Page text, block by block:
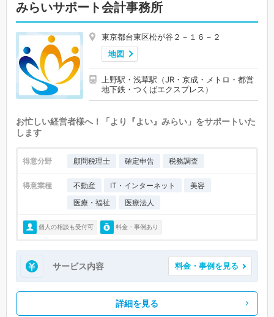
みらいサポート会計事務所
東京都台東区松が谷２－１６－２
地図
上野駅・浅草駅（JR・京成・メトロ・都営
地下鉄・つくばエクスプレス）
お忙しい経営者様へ！「より『よい』みらい」をサポートいた
します
得意分野 顧問税理士 確定申告 税務調査
得意業種 不動産 IT・インターネット
美容
医療・福祉
医療法人
個人の相談も受付可 料金・事例あり
サービス内容 料金・事例を見る
詳細を見る